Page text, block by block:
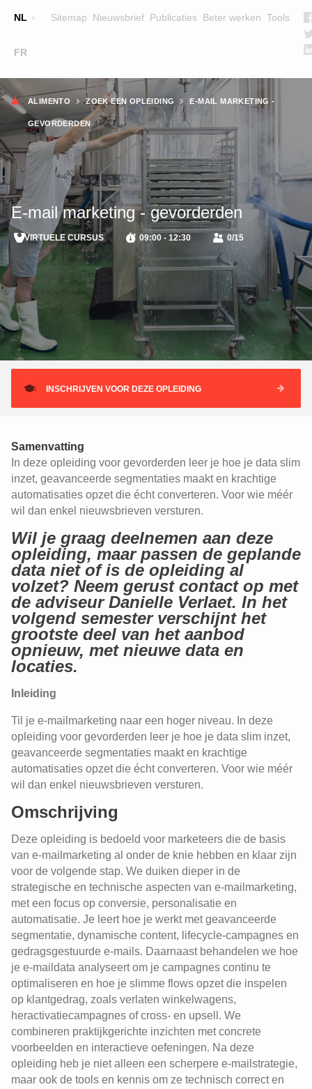
NL
FR
Sitemap Nieuwsbrief Publicaties Beter werken Tools
Main
navigation
OPLEIDINGEN
LESGEVERS
WIE ZIJN WE
TEAM
CONTACT
ZOEK EEN OPLEIDING
Kruimelpad
ALIMENTO ZOEK EEN OPLEIDING E-MAIL MARKETING -
GEVORDERDEN
E-mail marketing - gevorderden
VIRTUELE CURSUS 09:00 - 12:30 0/15
INSCHRIJVEN VOOR DEZE OPLEIDING
Samenvatting
In deze opleiding voor gevorderden leer je hoe je data slim
inzet, geavanceerde segmentaties maakt en krachtige
automatisaties opzet die écht converteren. Voor wie méér
wil dan enkel nieuwsbrieven versturen.
Wil je graag deelnemen aan deze
opleiding, maar passen de geplande
data niet of is de opleiding al
volzet? Neem gerust contact op met
de adviseur Danielle Verlaet. In het
volgend semester verschijnt het
grootste deel van het aanbod
opnieuw, met nieuwe data en
locaties.
Inleiding
Til je e-mailmarketing naar een hoger niveau. In deze
opleiding voor gevorderden leer je hoe je data slim inzet,
geavanceerde segmentaties maakt en krachtige
automatisaties opzet die écht converteren. Voor wie méér
wil dan enkel nieuwsbrieven versturen.
Omschrijving
Deze opleiding is bedoeld voor marketeers die de basis
van e-mailmarketing al onder de knie hebben en klaar zijn
voor de volgende stap. We duiken dieper in de
strategische en technische aspecten van e-mailmarketing,
met een focus op conversie, personalisatie en
automatisatie. Je leert hoe je werkt met geavanceerde
segmentatie, dynamische content, lifecycle-campagnes en
gedragsgestuurde e-mails. Daarnaast behandelen we hoe
je e-maildata analyseert om je campagnes continu te
optimaliseren en hoe je slimme flows opzet die inspelen
op klantgedrag, zoals verlaten winkelwagens,
heractivatiecampagnes of cross- en upsell. We
combineren praktijkgerichte inzichten met concrete
voorbeelden en interactieve oefeningen. Na deze
opleiding heb je niet alleen een scherpere e-mailstrategie,
maar ook de tools en kennis om ze technisch correct en